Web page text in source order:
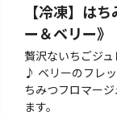
【冷凍】は
ー＆ベリー》
贅沢ないちごジ
♪ ベリーのフレ
ちみつフロマー
ます。